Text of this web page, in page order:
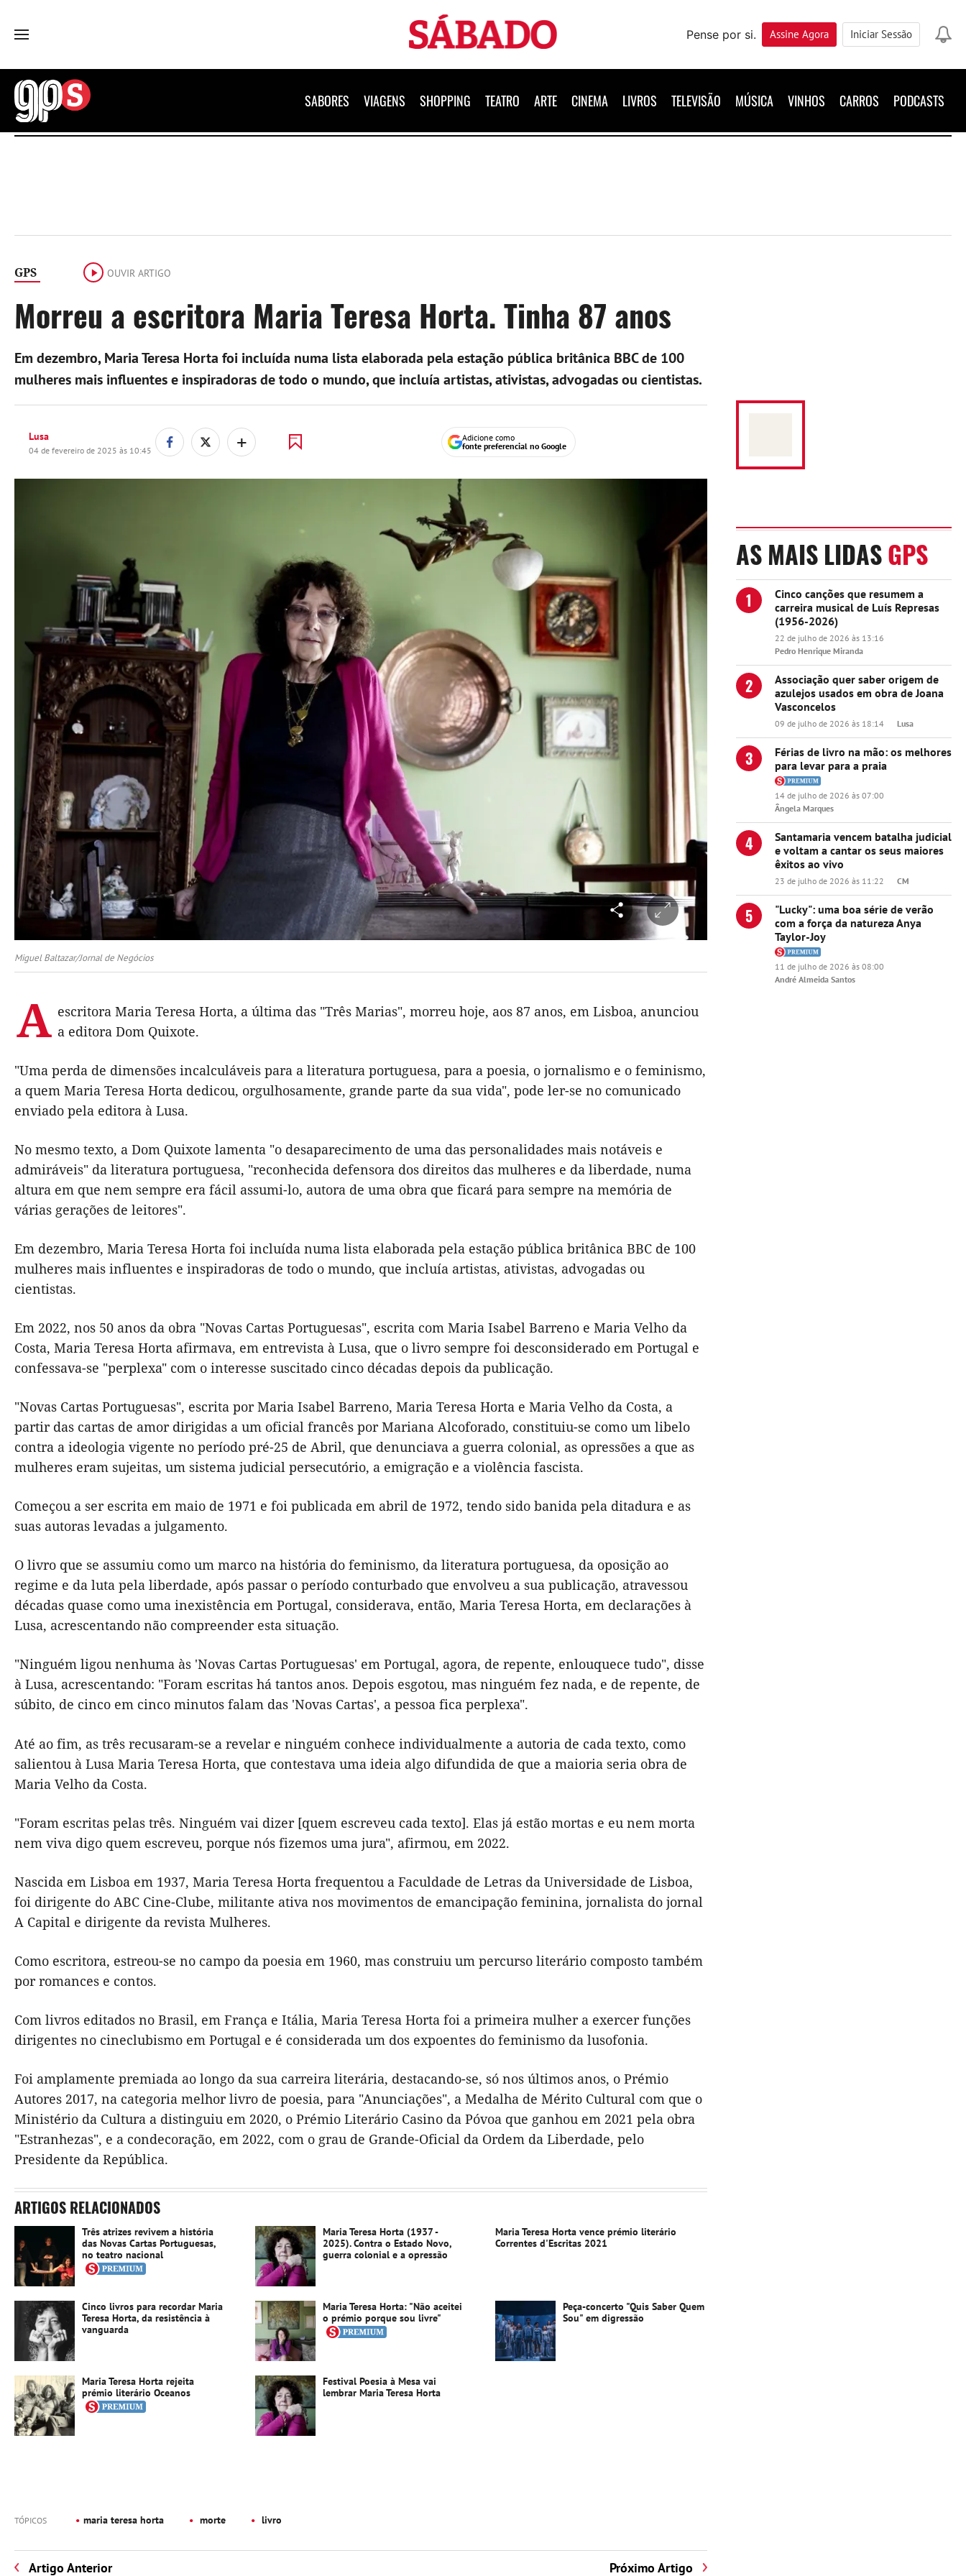
Sábado
Pense por si.
Assine Agora Iniciar Sessão
GPS
SABORES VIAGENS SHOPPING TEATRO ARTE CINEMA LIVROS TELEVISÃO MÚSICA VINHOS CARROS PODCASTS
GPS OUVIR ARTIGO
Morreu a escritora Maria Teresa Horta. Tinha 87 anos
Em dezembro, Maria Teresa Horta foi incluída numa lista elaborada pela estação pública britânica BBC de 100
mulheres mais influentes e inspiradoras de todo o mundo, que incluía artistas, ativistas, advogadas ou cientistas.
AS MAIS LIDASGPS
1
Cinco canções que resumem a
carreira musical de Luís Represas
(1956-2026)
22 de julho de 2026 às 13:16
Pedro Henrique Miranda
2
Associação quer saber origem de
azulejos usados em obra de Joana
Vasconcelos
09 de julho de 2026 às 18:14 Lusa
3
Férias de livro na mão: os melhores
para levar para a praia
14 de julho de 2026 às 07:00
Ângela Marques
4
Santamaria vencem batalha judicial
e voltam a cantar os seus maiores
êxitos ao vivo
23 de julho de 2026 às 11:22 CM
5
"Lucky": uma boa série de verão
com a força da natureza Anya
Taylor-Joy
11 de julho de 2026 às 08:00
André Almeida Santos
Lusa
04 de fevereiro de 2025 às 10:45 +
Adicione como
fonte preferencial no Google
Miguel Baltazar/Jornal de Negócios
A escritora Maria Teresa Horta, a última das "Três Marias", morreu hoje, aos 87 anos, em Lisboa, anunciou
a editora Dom Quixote.
"Uma perda de dimensões incalculáveis para a literatura portuguesa, para a poesia, o jornalismo e o feminismo,
a quem Maria Teresa Horta dedicou, orgulhosamente, grande parte da sua vida", pode ler-se no comunicado
enviado pela editora à Lusa.
No mesmo texto, a Dom Quixote lamenta "o desaparecimento de uma das personalidades mais notáveis e
admiráveis" da literatura portuguesa, "reconhecida defensora dos direitos das mulheres e da liberdade, numa
altura em que nem sempre era fácil assumi-lo, autora de uma obra que ficará para sempre na memória de
várias gerações de leitores".
Em dezembro, Maria Teresa Horta foi incluída numa lista elaborada pela estação pública britânica BBC de 100
mulheres mais influentes e inspiradoras de todo o mundo, que incluía artistas, ativistas, advogadas ou
cientistas.
Em 2022, nos 50 anos da obra "Novas Cartas Portuguesas", escrita com Maria Isabel Barreno e Maria Velho da
Costa, Maria Teresa Horta afirmava, em entrevista à Lusa, que o livro sempre foi desconsiderado em Portugal e
confessava-se "perplexa" com o interesse suscitado cinco décadas depois da publicação.
"Novas Cartas Portuguesas", escrita por Maria Isabel Barreno, Maria Teresa Horta e Maria Velho da Costa, a
partir das cartas de amor dirigidas a um oficial francês por Mariana Alcoforado, constituiu-se como um libelo
contra a ideologia vigente no período pré-25 de Abril, que denunciava a guerra colonial, as opressões a que as
mulheres eram sujeitas, um sistema judicial persecutório, a emigração e a violência fascista.
Começou a ser escrita em maio de 1971 e foi publicada em abril de 1972, tendo sido banida pela ditadura e as
suas autoras levadas a julgamento.
O livro que se assumiu como um marco na história do feminismo, da literatura portuguesa, da oposição ao
regime e da luta pela liberdade, após passar o período conturbado que envolveu a sua publicação, atravessou
décadas quase como uma inexistência em Portugal, considerava, então, Maria Teresa Horta, em declarações à
Lusa, acrescentando não compreender esta situação.
"Ninguém ligou nenhuma às 'Novas Cartas Portuguesas' em Portugal, agora, de repente, enlouquece tudo", disse
à Lusa, acrescentando: "Foram escritas há tantos anos. Depois esgotou, mas ninguém fez nada, e de repente, de
súbito, de cinco em cinco minutos falam das 'Novas Cartas', a pessoa fica perplexa".
Até ao fim, as três recusaram-se a revelar e ninguém conhece individualmente a autoria de cada texto, como
salientou à Lusa Maria Teresa Horta, que contestava uma ideia algo difundida de que a maioria seria obra de
Maria Velho da Costa.
"Foram escritas pelas três. Ninguém vai dizer [quem escreveu cada texto]. Elas já estão mortas e eu nem morta
nem viva digo quem escreveu, porque nós fizemos uma jura", afirmou, em 2022.
Nascida em Lisboa em 1937, Maria Teresa Horta frequentou a Faculdade de Letras da Universidade de Lisboa,
foi dirigente do ABC Cine-Clube, militante ativa nos movimentos de emancipação feminina, jornalista do jornal
A Capital e dirigente da revista Mulheres.
Como escritora, estreou-se no campo da poesia em 1960, mas construiu um percurso literário composto também
por romances e contos.
Com livros editados no Brasil, em França e Itália, Maria Teresa Horta foi a primeira mulher a exercer funções
dirigentes no cineclubismo em Portugal e é considerada um dos expoentes do feminismo da lusofonia.
Foi amplamente premiada ao longo da sua carreira literária, destacando-se, só nos últimos anos, o Prémio
Autores 2017, na categoria melhor livro de poesia, para "Anunciações", a Medalha de Mérito Cultural com que o
Ministério da Cultura a distinguiu em 2020, o Prémio Literário Casino da Póvoa que ganhou em 2021 pela obra
"Estranhezas", e a condecoração, em 2022, com o grau de Grande-Oficial da Ordem da Liberdade, pelo
Presidente da República.
ARTIGOS RELACIONADOS
Três atrizes revivem a história
das Novas Cartas Portuguesas,
no teatro nacional
Maria Teresa Horta (1937 -
2025). Contra o Estado Novo,
guerra colonial e a opressão
Maria Teresa Horta vence prémio literário
Correntes d'Escritas 2021
Cinco livros para recordar Maria
Teresa Horta, da resistência à
vanguarda
Maria Teresa Horta: "Não aceitei
o prémio porque sou livre"
Peça-concerto "Quis Saber Quem
Sou" em digressão
Maria Teresa Horta rejeita
prémio literário Oceanos
Festival Poesia à Mesa vai
lembrar Maria Teresa Horta
TÓPICOS maria teresa horta morte livro
Artigo Anterior Próximo Artigo